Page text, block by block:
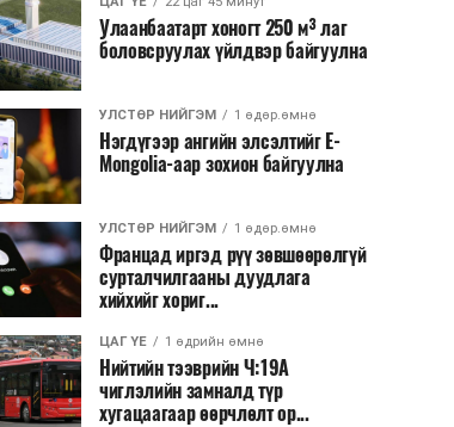
Улаанбаатарт хоногт 250 м³ лаг
боловсруулах үйлдвэр байгуулна
УЛСТӨР НИЙГЭМ 1 өдөр.өмнө
Нэгдүгээр ангийн элсэлтийг E-
Mongolia-аар зохион байгуулна
УЛСТӨР НИЙГЭМ 1 өдөр.өмнө
Францад иргэд рүү зөвшөөрөлгүй
сурталчилгааны дуудлага
хийхийг хориг...
ЦАГ ҮЕ 1 өдрийн өмнө
Нийтийн тээврийн Ч:19А
чиглэлийн замналд түр
хугацаагаар өөрчлөлт ор...